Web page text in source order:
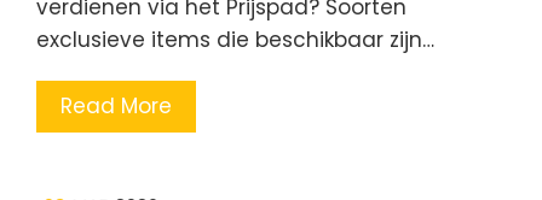
verdienen via het Prijspad? Soorten
exclusieve items die beschikbaar zijn…
Read More